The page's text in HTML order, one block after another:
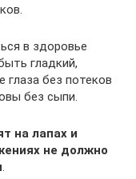
в здоровье
гладкий,
без потеков
без сыпи.
на лапах и
не должно
.